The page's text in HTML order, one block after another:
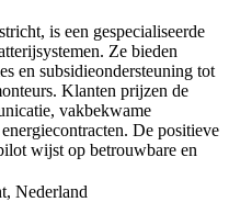
is een gespecialiseerde
Ze bieden
en subsidieondersteuning tot
Klanten prijzen de
vakbekwame
De positieve
wijst op betrouwbare en
Nederland